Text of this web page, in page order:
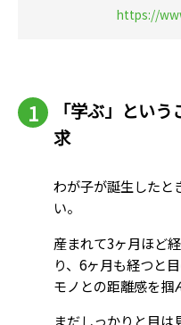
https://
「学ぶ」とい
求
わが子が誕生したと
い。
産まれて3ヶ月ほど
り、6ヶ月も経つと
モノとの距離感を掴
まだしっかりと目は